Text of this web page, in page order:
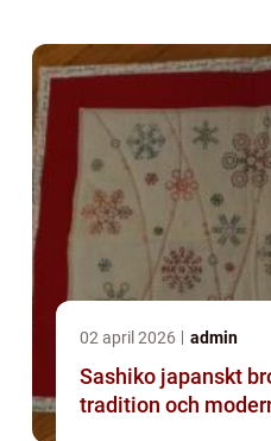
02 april 2026 admin
Sashiko japanskt broderi som förenar
tradition och